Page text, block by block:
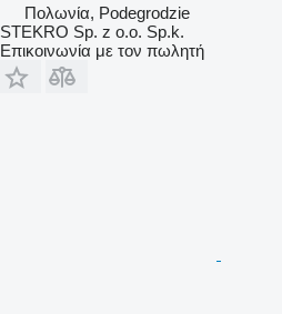
Πολωνία, Podegrodzie
STEKRO Sp. z o.o. Sp.k.
Επικοινωνία με τον πωλητή